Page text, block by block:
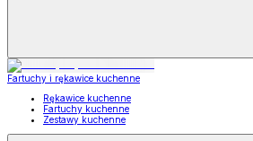
Fartuchy i rękawice kuchenne
Rękawice kuchenne
Fartuchy kuchenne
Zestawy kuchenne